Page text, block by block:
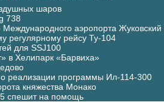
шаров
738
Международного аэропорта Жуковский
регулярному рейсу Ту-104
для SSJ100
в Хелипарк «Барвиха»
реализации программы Ил-114-300
княжества Монако
спешит на помощь